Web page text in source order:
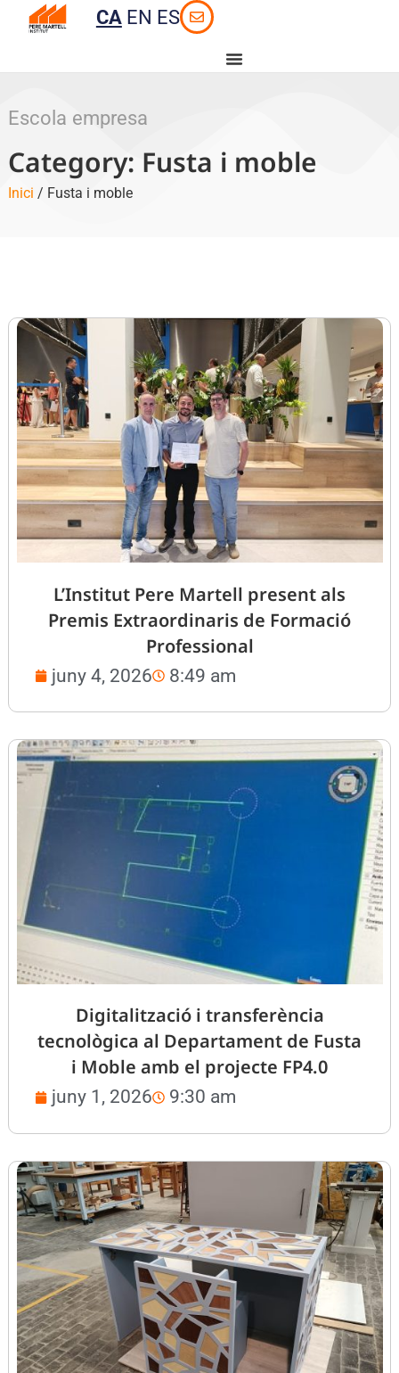
CA EN ES
Escola empresa
Category: Fusta i moble
Inici / Fusta i moble
L’Institut Pere Martell present als
Premis Extraordinaris de Formació
Professional
juny 4, 2026 8:49 am
Digitalització i transferència
tecnològica al Departament de Fusta
i Moble amb el projecte FP4.0
juny 1, 2026 9:30 am